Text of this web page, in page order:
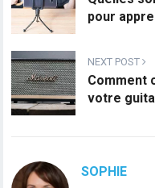
pour
NEXT POST
Comment
votre
SOPHIE